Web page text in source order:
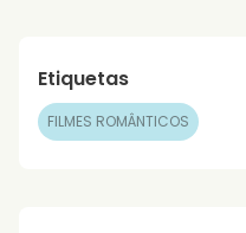
Etiquetas
FILMES ROMÂNTICOS